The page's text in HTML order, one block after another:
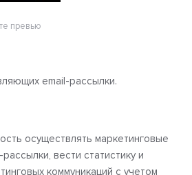
превью
email-рассылки.
осуществлять маркетинговые
вести статистику и
коммуникаций с учетом